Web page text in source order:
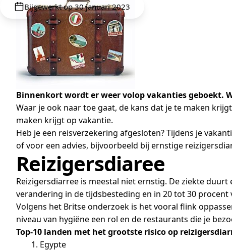
Bijgewerkt op 30 januari 2023
Binnenkort wordt er weer volop vakanties geboekt.
Waar je ook naar toe gaat, de kans dat je te maken
maken krijgt op vakantie.
Heb je een reisverzekering afgesloten? Tijdens je
of voor een advies, bijvoorbeeld bij ernstige
Reizigersdiaree
Reizigersdiarree is meestal niet ernstig. De ziekte
verandering in de tijdsbesteding en in 20 tot 30 procent
Volgens het Britse onderzoek is het vooral flink
niveau van hygiëne een rol en de restaurants die je
Top-10 landen met het grootste risico op
1. Egypte